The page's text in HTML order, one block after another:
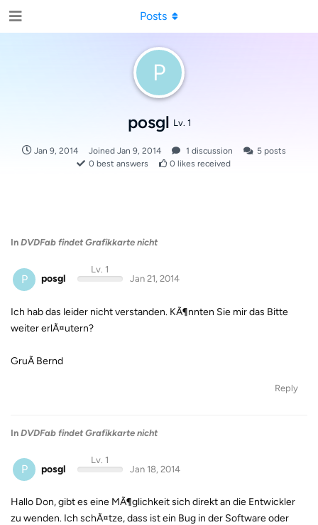
P
posgl Lv. 1
Jan 9, 2014 Joined Jan 9, 2014 1 discussion 5posts
0 best answers 0 likes received
Posts
In DVDFab findet Grafikkarte nicht
P posgl
Lv. 1
Jan 21, 2014
Ich hab das leider nicht verstanden. KÃ¶nnten Sie mir das Bitte
weiter erlÃ¤utern?
GruÃ Bernd
Reply
In DVDFab findet Grafikkarte nicht
P posgl
Lv. 1
Jan 18, 2014
Hallo Don, gibt es eine MÃ¶glichkeit sich direkt an die Entwickler
zu wenden. Ich schÃ¤tze, dass ist ein Bug in der Software oder